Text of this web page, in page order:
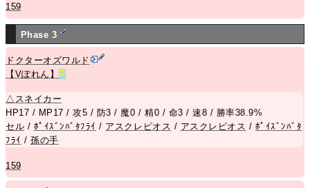
159
Phase 3
ドクターオズワルド
【Vぽれん】
R
△ スネイカー
HP17 / MP17 / 攻5 / 防3 / 魔0 / 精0 / 命3 / 速8 / 勝率38.9%
セル / ﾎﾟｲｽﾞﾝﾊﾞﾀﾌﾗｲ / アスクレピオス / アスクレピオス / ﾎﾟｲｽﾞﾝﾊﾞﾀ
ﾌﾗｲ /孫の手
159